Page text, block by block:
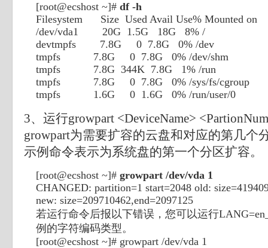
[root@ecshost ~]# df -h
Filesystem Size Used Avail Use% Mounted on
/dev/vda1 20G 1.5G 18G 8% /
devtmpfs 7.8G 0 7.8G 0% /dev
tmpfs 7.8G 0 7.8G 0% /dev/shm
tmpfs 7.8G 344K 7.8G 1% /run
tmpfs 7.8G 0 7.8G 0% /sys/fs/cgroup
tmpfs 1.6G 0 1.6G 0% /run/user/0
3、运行growpart <DeviceName>
growpart为需要扩容的云盘和对应的第几个
示例命令表示为系统盘的第一个分区扩容。
[root@ecshost ~]# growpart /dev/vda 1
CHANGED: partition=1 start=2048 old:
new: size=209710462,end=2097125
若运行命令后报以下错误，您可以运行
例的字符编码类型。
[root@ecshost ~]# growpart /dev/vda 1